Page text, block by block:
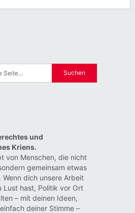
und
Kriens.
von Menschen, die nicht
gemeinsam etwas
Wenn dich unsere Arbeit
Lust hast, Politik vor Ort
– mit deinen Ideen,
deiner Stimme –